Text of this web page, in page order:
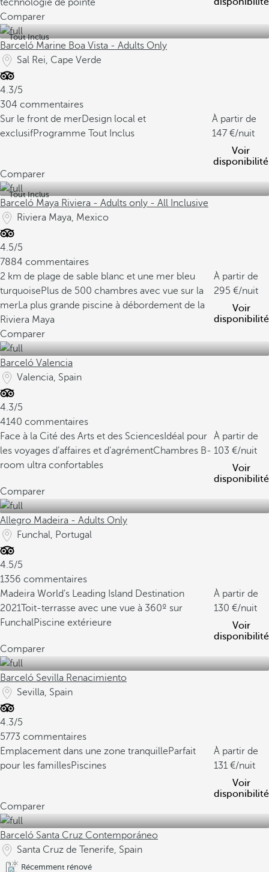
technologie de pointe
Comparer
Tout Inclus
Barceló Marine Boa Vista - Adults Only
Sal Rei, Cape Verde
4.3/5
304 commentaires
Sur le front de merDesign local et
exclusifProgramme Tout Inclus
À partir de
147
/nuit
Voir
disponibilité
Comparer
Tout Inclus
Barceló Maya Riviera - Adults only - All Inclusive
Riviera Maya, Mexico
4.5/5
7884 commentaires
2 km de plage de sable blanc et une mer bleu
turquoisePlus de 500 chambres avec vue sur la
merLa plus grande piscine à débordement de la
Riviera Maya
À partir de
295
/nuit
Voir
disponibilité
Comparer
Barceló Valencia
Valencia, Spain
4.3/5
4140 commentaires
Face à la Cité des Arts et des Sciences Idéal pour
les voyages d’affaires et d’agrémentChambres B-
room ultra confortables
À partir de
103
/nuit
Voir
disponibilité
Comparer
Allegro Madeira - Adults Only
Funchal, Portugal
4.5/5
1356 commentaires
Madeira World's Leading Island Destination
2021Toit-terrasse avec une vue à 360º sur
FunchalPiscine extérieure
À partir de
130
/nuit
Voir
disponibilité
Comparer
Barceló Sevilla Renacimiento
Sevilla, Spain
4.3/5
5773 commentaires
Emplacement dans une zone tranquilleParfait
pour les famillesPiscines
À partir de
131
/nuit
Voir
disponibilité
Comparer
Barceló Santa Cruz Contemporáneo
Santa Cruz de Tenerife, Spain
Récemment rénové